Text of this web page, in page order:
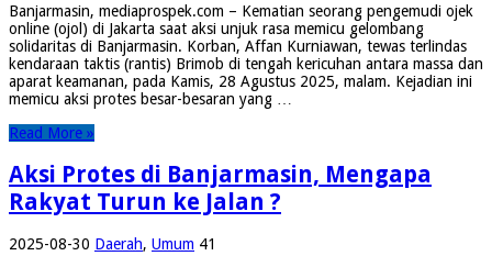
Banjarmasin, mediaprospek.com – Kematian seorang pengemudi ojek
online (ojol) di Jakarta saat aksi unjuk rasa memicu gelombang
solidaritas di Banjarmasin. Korban, Affan Kurniawan, tewas terlindas
kendaraan taktis (rantis) Brimob di tengah kericuhan antara massa dan
aparat keamanan, pada Kamis, 28 Agustus 2025, malam. Kejadian ini
memicu aksi protes besar-besaran yang …
Read More »
Aksi Protes di Banjarmasin, Mengapa
Rakyat Turun ke Jalan ?
2025-08-30 Daerah, Umum 41